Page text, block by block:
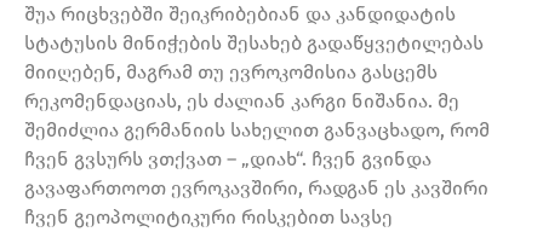
შუა რიცხვებში შეიკრიბებიან და კანდიდატის
სტატუსის მინიჭების შესახებ გადაწყვეტილებას
მიიღებენ, მაგრამ თუ ევროკომისია გასცემს
რეკომენდაციას, ეს ძალიან კარგი ნიშანია. მე
შემიძლია გერმანიის სახელით განვაცხადო, რომ
ჩვენ გვსურს ვთქვათ – „დიახ“. ჩვენ გვინდა
გავაფართოოთ ევროკავშირი, რადგან ეს კავშირი
ჩვენ გეოპოლიტიკური რისკებით სავსე